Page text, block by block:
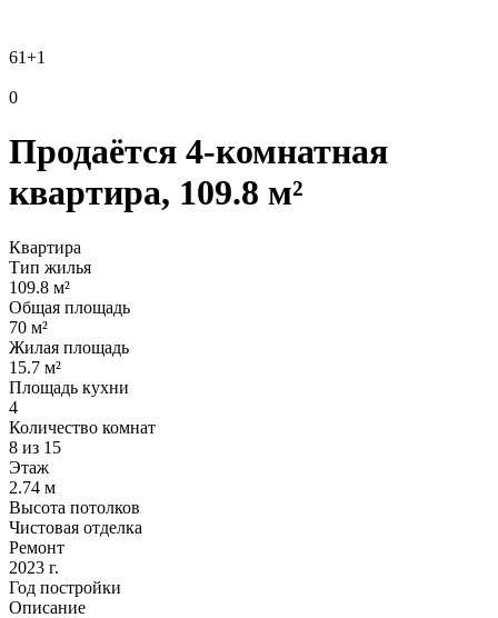
61+1
0
Продаётся 4-комнатная
квартира, 109.8 м²
Квартира
Тип жилья
109.8 м²
Общая площадь
70 м²
Жилая площадь
15.7 м²
Площадь кухни
4
Количество комнат
8 из 15
Этаж
2.74 м
Высота потолков
Чистовая отделка
Ремонт
2023 г.
Год постройки
Описание